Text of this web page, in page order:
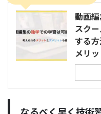
動画
スク
する
メリ